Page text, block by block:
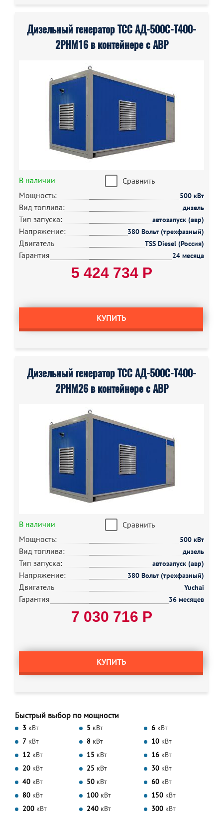
Дизельный генератор ТСС АД-500С-Т400-
2РНМ16 в контейнере с АВР
В наличии
Сравнить
Мощность:
500 кВт
Вид топлива: дизель
Тип запуска: автозапуск (авр)
Напряжение: 380 Вольт (трехфазный)
Двигатель TSS Diesel (Россия)
Гарантия 24 месяца
5 424 734 Р
КУПИТЬ
Дизельный генератор ТСС АД-500С-Т400-
2РНМ26 в контейнере с АВР
В наличии
Сравнить
Мощность:
500 кВт
Вид топлива: дизель
Тип запуска: автозапуск (авр)
Напряжение: 380 Вольт (трехфазный)
Двигатель Yuchai
Гарантия 36 месяцев
7 030 716 Р
КУПИТЬ
Быстрый выбор по мощности
3 кВт 5 кВт 6 кВт
7 кВт 8 кВт 10 кВт
12 кВт 15 кВт 16 кВт
20 кВт 25 кВт 30 кВт
40 кВт 50 кВт 60 кВт
80 кВт 100 кВт 150 кВт
200 кВт 240 кВт 300 кВт